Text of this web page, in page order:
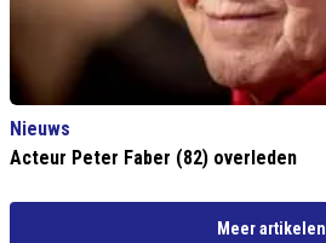
Nieuws
Acteur Peter Faber (82) overleden
Meer artikelen